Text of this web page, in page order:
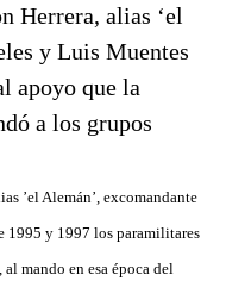
Herrera, alias ‘el
y Luis Muentes
apoyo que la
a los grupos
’el Alemán’, excomandante
1995 y 1997 los paramilitares
mando en esa época del